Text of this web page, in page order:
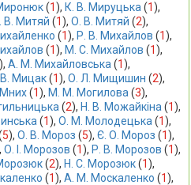
(1), К. В. Мируцька (1),
В. Митяй (1), О. В. Митяй (2),
(1), Р. В. Михайлов (1),
(1), М. С. Михайлов (1),
), А. М. Михайловська (1),
Мицак (1), О. Л. Мищишин (2),
(1), М. М. Могилова (3),
(2), Н. В. Можайкіна (1),
(1), О. М. Молодецька (1),
5), О. В. Мороз (5), Є. О. Мороз (1),
О. І. Морозов (1), Р. В. Морозов (1),
(2), Н. С. Морозюк (1),
(1), А. М. Москаленко (1),